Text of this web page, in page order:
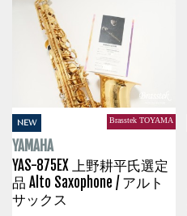
NEW Brasstek TOYAMA
YAMAHA
YAS-875EX 上野耕平氏選定
品 Alto Saxophone / アルト
サックス